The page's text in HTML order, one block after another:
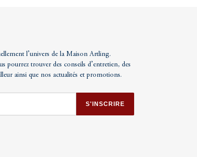
l’univers de la Maison Artling.
pourrez trouver des conseils d’entretien, des
ainsi que nos actualités et promotions.
S'INSCRIRE